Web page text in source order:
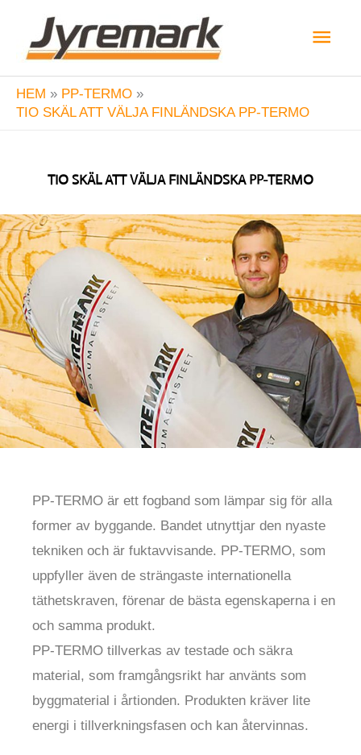
innehåll
HEM
PP-TERMO
TIO SKÄL ATT VÄLJA FINLÄNDSKA PP-TERMO
TIO SKÄL ATT VÄLJA FINLÄNDSKA PP-TERMO
PP-TERMO är ett fogband som lämpar sig för alla
former av byggande. Bandet utnyttjar den nyaste
tekniken och är fuktavvisande. PP-TERMO, som
uppfyller även de strängaste internationella
täthetskraven, förenar de bästa egenskaperna i en
och samma produkt.
PP-TERMO tillverkas av testade och säkra
material, som framgångsrikt har använts som
byggmaterial i årtionden. Produkten kräver lite
energi i tillverkningsfasen och kan återvinnas.